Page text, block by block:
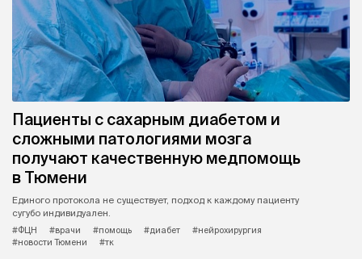
Пациенты с сахарным диабетом и
сложными патологиями мозга
получают качественную медпомощь
в Тюмени
Единого протокола не существует, подход к каждому пациенту
сугубо индивидуален.
#ФЦН
#врачи #помощь #диабет
#нейрохирургия
#новости Тюмени
#тк